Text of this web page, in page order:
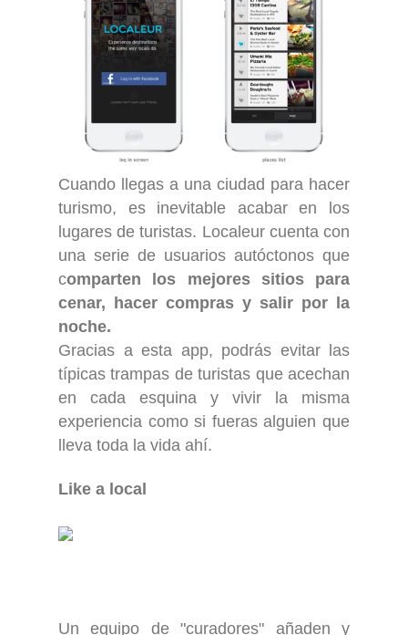
Cuando llegas a una ciudad para hacer
turismo, es inevitable acabar en los
lugares de turistas. Localeur cuenta con
una serie de usuarios autóctonos que
comparten los mejores sitios para
cenar, hacer compras y salir por la
noche.
Gracias a esta app, podrás evitar las
típicas trampas de turistas que acechan
en cada esquina y vivir la misma
experiencia como si fueras alguien que
lleva toda la vida ahí.
Like a local
Un equipo de "curadores" añaden y